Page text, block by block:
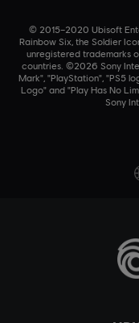
© 2015–2020 Ubisoft
Rainbow Six, the Soldier
unregistered trademarks
countries. ©2026 Sony
Mark", "PlayStation", "PS5
Logo" and "Play Has No
Sony